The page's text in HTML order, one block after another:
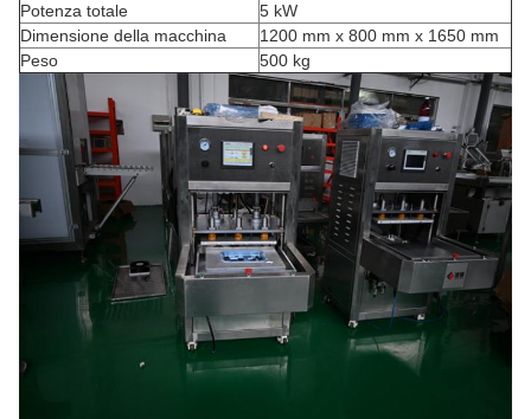
Potenza totale
5 kW
Dimensione della macchina
1200 mm x 800 mm x 1650 mm
Peso
500 kg